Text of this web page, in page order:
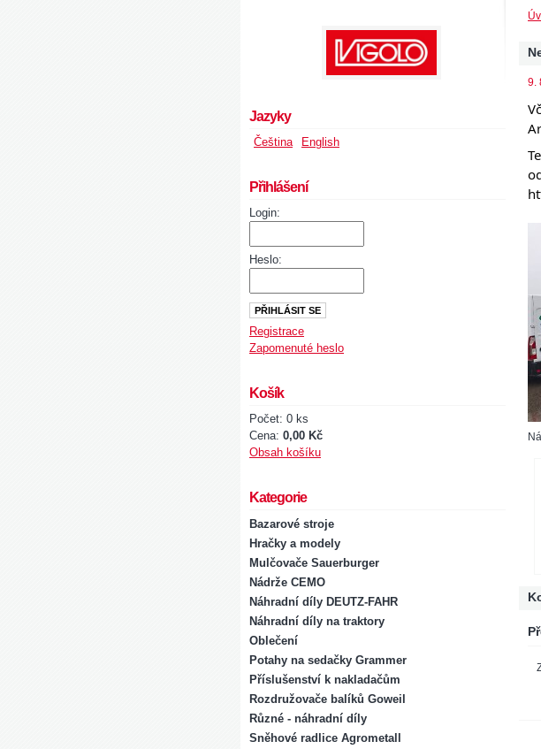
9.
Jazyky
Čeština English
Přihlášení
Login:
Heslo:
Registrace
Zapomenuté heslo
Košík
Počet: 0 ks
Cena: 0,00 Kč
Obsah košíku
Kategorie
Bazarové stroje
Hračky a modely
Mulčovače Sauerburger
Nádrže CEMO
Náhradní díly DEUTZ-FAHR
Náhradní díly na traktory
Oblečení
Potahy na sedačky Grammer
Příslušenství k nakladačům
Rozdružovače balíků Goweil
Různé - náhradní díly
Sněhové radlice Agrometall